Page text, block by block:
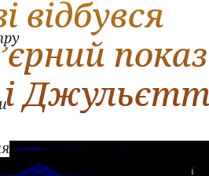
відбувся
показ